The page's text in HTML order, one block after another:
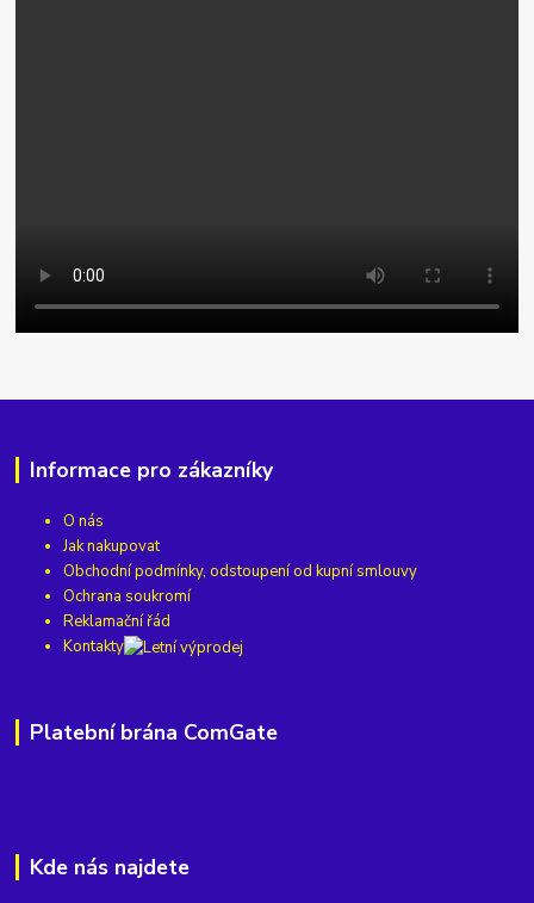
Informace pro zákazníky
O nás
Jak nakupovat
Obchodní podmínky, odstoupení od kupní smlouvy
Ochrana soukromí
Reklamační řád
Kontakty
Platební brána ComGate
Kde nás najdete